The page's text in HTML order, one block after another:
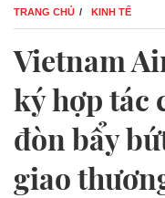
TRANG CHỦ KINH TẾ
Vietnam
ký hợp tác
đòn bẩy
giao